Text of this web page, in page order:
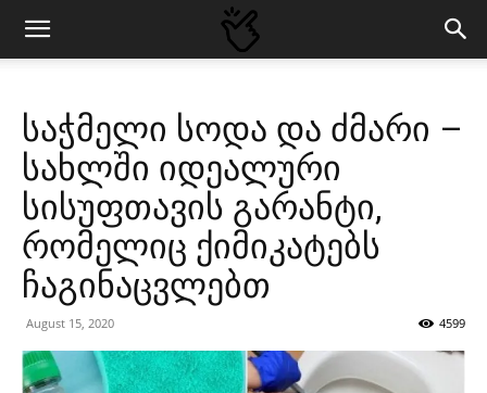
საჭმელი სოდა და ძმარი –
სახლში იდეალური
სისუფთავის გარანტი,
რომელიც ქიმიკატებს
ჩაგინაცვლებთ
August 15, 2020 4599